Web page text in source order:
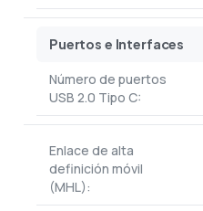
Puertos e Interfaces
Número de puertos
USB 2.0 Tipo C:
Enlace de alta
definición móvil
(MHL):